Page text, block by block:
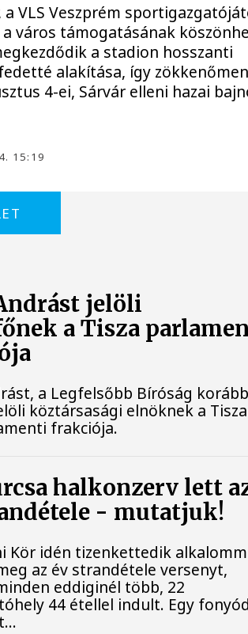
a VLS Veszprém
város támogatásának
a stadion hosszanti
alakítása, így
4-ei, Sárvár elleni hazai
15:19
jelöli
a Tisza
a Legfelsőbb Bíróság
köztársasági elnöknek a Tisza
frakciója.
halkonzerv lett
- mutatjuk!
Kör idén tizenkettedik
az év strandétele versenyt,
eddiginél több, 22
44 étellel indult. Egy